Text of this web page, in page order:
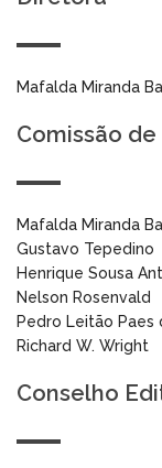
Mafalda Miranda
Comissão
Mafalda Miranda
Gustavo Tepedino
Henrique Sousa
Nelson Rosenvald
Pedro Leitão Paes
Richard W. Wright
Conselho